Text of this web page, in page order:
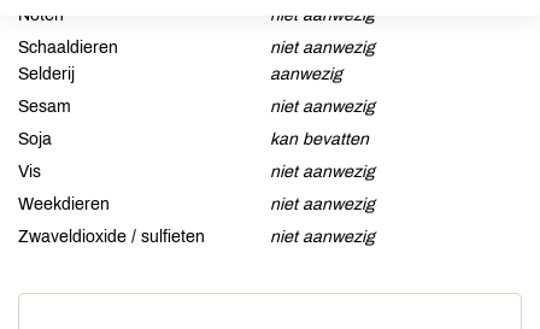
Noten
niet aanwezig
Schaaldieren
niet aanwezig
Selderij
aanwezig
Sesam
niet aanwezig
Soja
kan bevatten
Vis
niet aanwezig
Weekdieren
niet aanwezig
Zwaveldioxide / sulfieten
niet aanwezig